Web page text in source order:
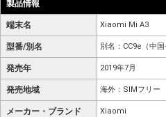
製品情報
端末名 Xiaomi Mi A3
型番/別名 別名：CC9e（中国
発売年 2019年7月
発売地域 海外：SIMフリー
メーカー・ブランド Xiaomi